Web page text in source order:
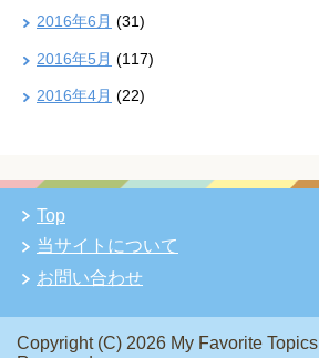
2016年6月 (31)
2016年5月 (117)
2016年4月 (22)
Top
当サイトについて
お問い合わせ
Copyright (C) 2026 My Favorite Topics